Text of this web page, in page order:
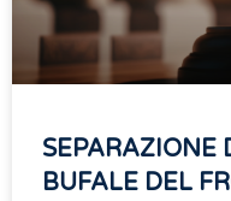
SEPARAZIONE
BUFALE DEL